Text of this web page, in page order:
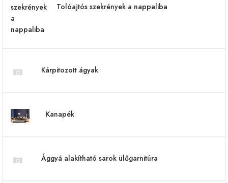
Tolóajtós szekrények a nappaliba
Kárpitozott ágyak
Kanapék
Ággyá alakítható sarok ülőgarnitúra